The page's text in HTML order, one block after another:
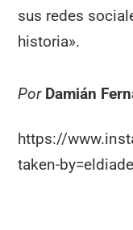
sus redes
historia».
Por Damián
https://
taken-